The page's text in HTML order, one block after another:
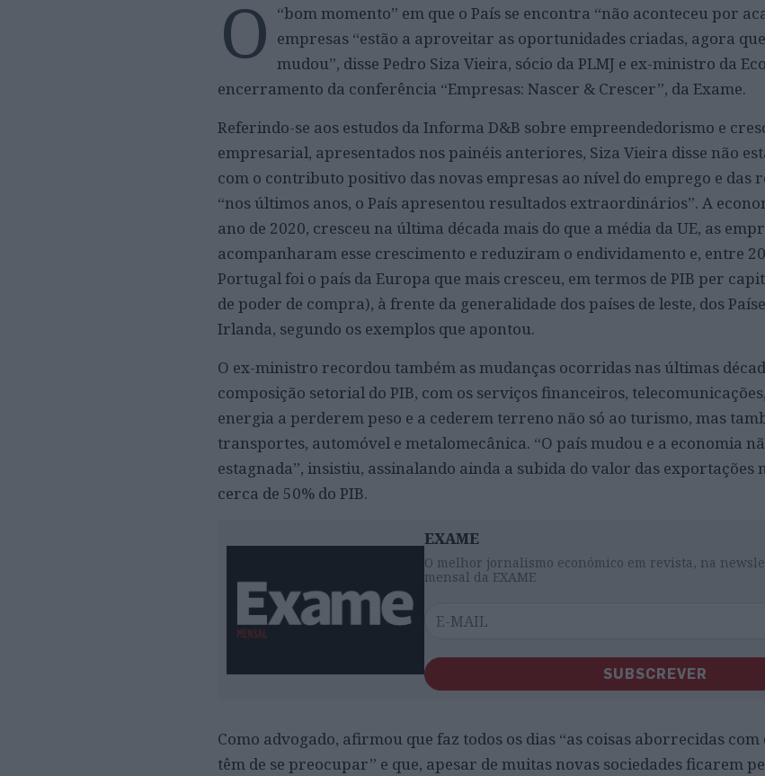
O “bom momento” em que o País se encontra “não aconteceu por
empresas “estão a aproveitar as oportunidades criadas, agora
mudou”, disse Pedro Siza Vieira, sócio da PLMJ e ex-ministro da
encerramento da conferência “Empresas: Nascer & Crescer”, da Exame.
Referindo-se aos estudos da Informa D&B sobre empreendedorismo e
empresarial, apresentados nos painéis anteriores, Siza Vieira disse não
com o contributo positivo das novas empresas ao nível do emprego e das
“nos últimos anos, o País apresentou resultados extraordinários”. A
ano de 2020, cresceu na última década mais do que a média da UE, as
acompanharam esse crescimento e reduziram o endividamento e, entre
Portugal foi o país da Europa que mais cresceu, em termos de PIB per
de poder de compra), à frente da generalidade dos países de leste, dos
Irlanda, segundo os exemplos que apontou.
O ex-ministro recordou também as mudanças ocorridas nas últimas
composição setorial do PIB, com os serviços financeiros,
energia a perderem peso e a cederem terreno não só ao turismo, mas
transportes, automóvel e metalomecânica. “O país mudou e a economia
estagnada”, insistiu, assinalando ainda a subida do valor das exportações
cerca de 50% do PIB.
EXAME
O melhor jornalismo económico em revista, na
mensal da EXAME
SUBSCREVER
Como advogado, afirmou que faz todos os dias “as coisas aborrecidas com
têm de se preocupar” e que, apesar de muitas novas sociedades ficarem